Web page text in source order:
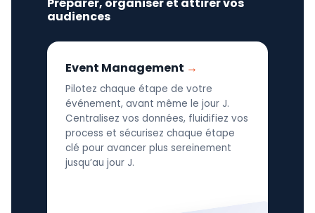
audiences
Event Management
Pilotez chaque étape de votre
événement, avant même le jour J.
Centralisez vos données, fluidifiez vos
process et sécurisez chaque étape
clé pour avancer plus sereinement
jusqu’au jour J.